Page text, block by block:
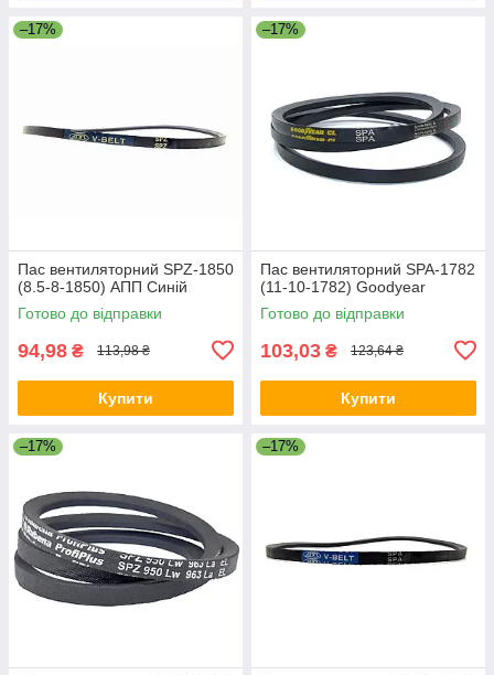
–17%
Пас вентиляторний SPZ-1850
(8.5-8-1850) АПП Синій
Готово до відправки
94,98 ₴ 113,98 ₴
Купити
–17%
Пас вентиляторний SPA-1782
(11-10-1782) Goodyear
Готово до відправки
103,03 ₴ 123,64 ₴
Купити
–17% –17%